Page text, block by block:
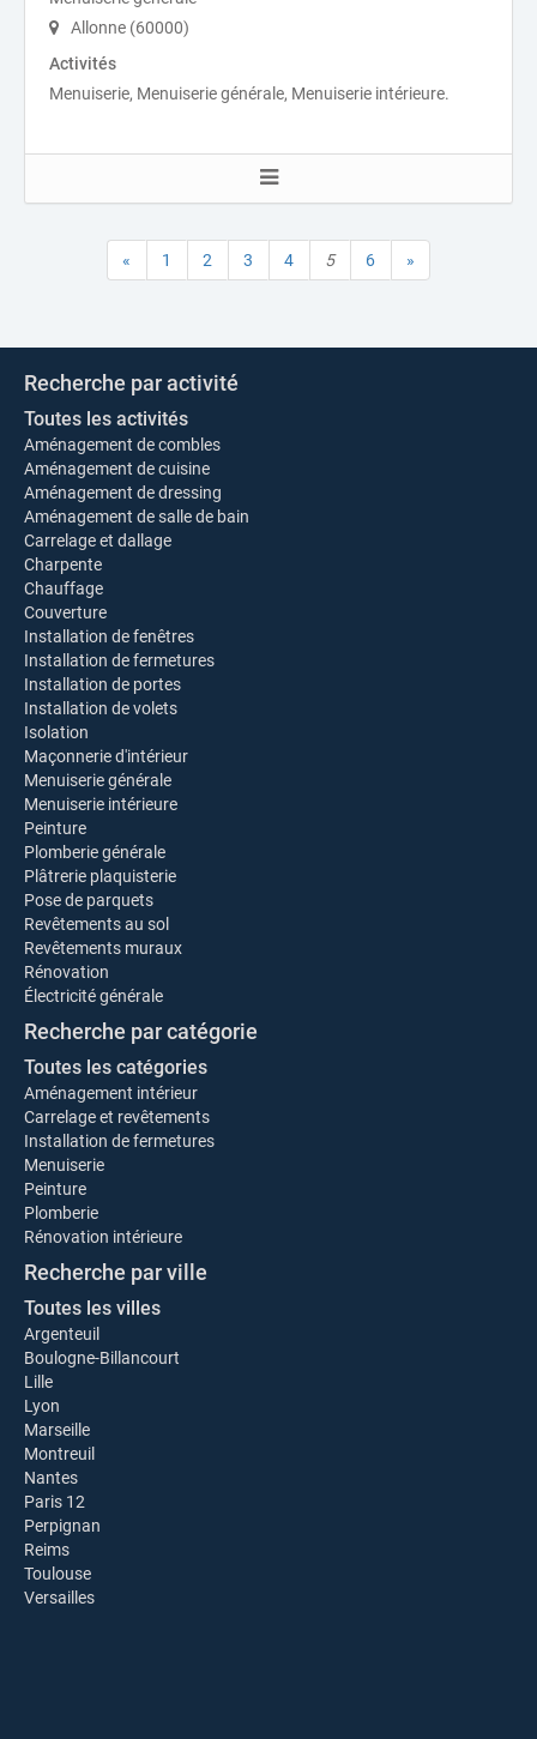
Allonne (60000)
Activités
Menuiserie, Menuiserie générale, Menuiserie intérieure.
« 1 2 3 4 5 6 »
Recherche par activité
Toutes les activités
Aménagement de combles
Aménagement de cuisine
Aménagement de dressing
Aménagement de salle de bain
Carrelage et dallage
Charpente
Chauffage
Couverture
Installation de fenêtres
Installation de fermetures
Installation de portes
Installation de volets
Isolation
Maçonnerie d'intérieur
Menuiserie générale
Menuiserie intérieure
Peinture
Plomberie générale
Plâtrerie plaquisterie
Pose de parquets
Revêtements au sol
Revêtements muraux
Rénovation
Électricité générale
Recherche par catégorie
Toutes les catégories
Aménagement intérieur
Carrelage et revêtements
Installation de fermetures
Menuiserie
Peinture
Plomberie
Rénovation intérieure
Recherche par ville
Toutes les villes
Argenteuil
Boulogne-Billancourt
Lille
Lyon
Marseille
Montreuil
Nantes
Paris 12
Perpignan
Reims
Toulouse
Versailles